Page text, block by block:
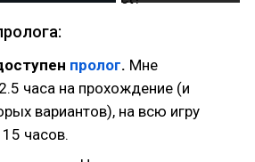
пролог. Мне
часа на прохождение (и
вариантов), на всю игру
часов.